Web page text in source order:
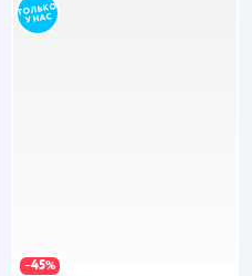
−45%